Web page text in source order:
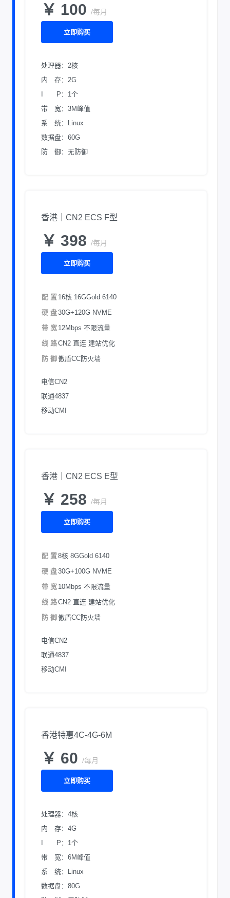
￥ 100 /每月
立即购买
处理器：2核
内 存：2G
I P：1个
带 宽：3M峰值
系 统：Linux
数据盘：60G
防 御：无防御
香港｜CN2 ECS F型
￥ 398 /每月
立即购买
配 置 16核 16GGold 6140
硬 盘30G+120G NVME
带 宽 12Mbps 不限流量
线 路CN2 直连 建站优化
防 御傲盾CC防火墙
电信CN2
联通4837
移动CMI
香港｜CN2 ECS E型
￥ 258 /每月
立即购买
配 置8核 8GGold 6140
硬 盘30G+100G NVME
带 宽 10Mbps 不限流量
线 路CN2 直连 建站优化
防 御傲盾CC防火墙
电信CN2
联通4837
移动CMI
香港特惠4C-4G-6M
￥ 60 /每月
立即购买
处理器：4核
内 存：4G
I P：1个
带 宽：6M峰值
系 统：Linux
数据盘：80G